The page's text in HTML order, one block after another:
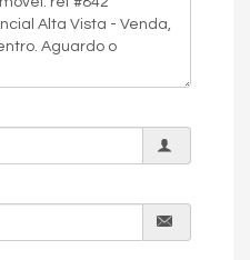
nos melhores imóveis de
garimpamos
que você possa ter um
assim realizando
e comércios